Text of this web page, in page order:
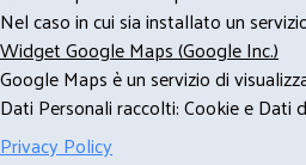
Nel caso in cui sia installato un
Widget Google Maps (Google Inc.)
Google Maps è un servizio di
Dati Personali raccolti: Cookie e Dati
Privacy Policy